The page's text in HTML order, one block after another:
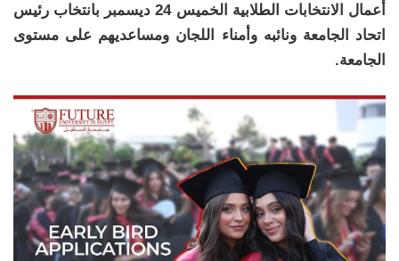
أعمال الانتخابات الطلابية الخميس 24 ديسمبر بانتخاب رئيس
اتحاد الجامعة ونائبه وأمناء اللجان ومساعديهم على مستوى
الجامعة.